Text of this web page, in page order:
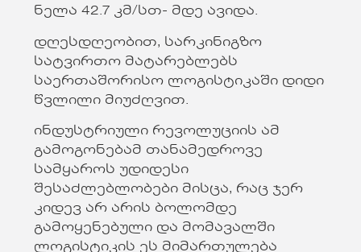
ნელა 42.7 კმ/სთ- მდე ავიდა.
დღესდღეობით, სარკინიგზო
სატვირთო მატარებლებს
საერთაშორისო ლოგისტიკაში დიდი
წვლილი მიუძღვით.
ინდუსტრიული რევოლუციის ამ
გამოგონებამ თანამედროვე
სამყაროს უდიდესი
შესაძლებლობები მისცა, რაც ჯერ
კიდევ არ არის ბოლომდე
გამოყენებული და მომავალში
ლოგისტიკის ეს მიმართულება